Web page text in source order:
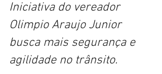
Iniciativa do vereador
Olimpio Araujo Junior
busca mais segurança e
agilidade no trânsito.